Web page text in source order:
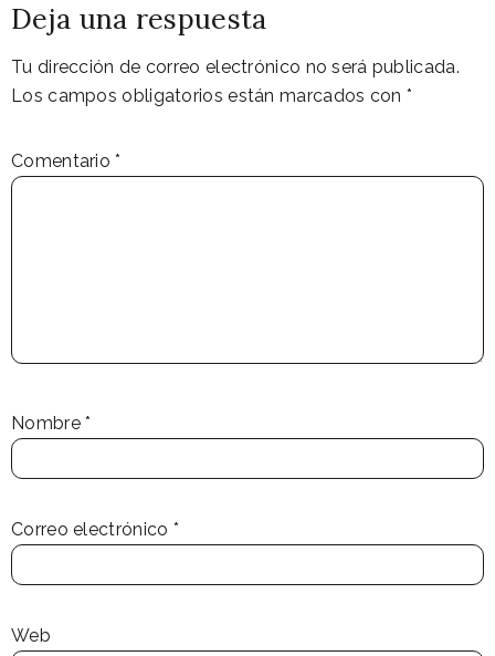
Deja una respuesta
Tu dirección de correo electrónico no será publicada.
Los campos obligatorios están marcados con *
Comentario*
Nombre*
Correo electrónico *
Web